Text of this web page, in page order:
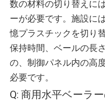
数の材料の切り替えに
ーが必要です。施設に
憶プラスチックを切り
保持時間、ベールの長
の、制御パネル内の高
必要です。
Q: 商用水平ベーラ